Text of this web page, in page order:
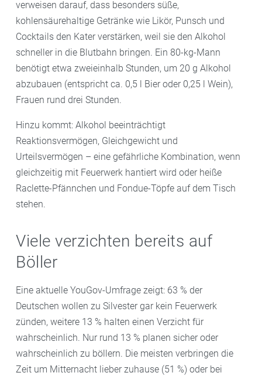
verweisen darauf, dass besonders süße,
kohlensäurehaltige Getränke wie Likör, Punsch und
Cocktails den Kater verstärken, weil sie den Alkohol
schneller in die Blutbahn bringen. Ein 80-kg-Mann
benötigt etwa zweieinhalb Stunden, um 20 g Alkohol
abzubauen (entspricht ca. 0,5 l Bier oder 0,25 l Wein),
Frauen rund drei Stunden.
Hinzu kommt: Alkohol beeinträchtigt
Reaktionsvermögen, Gleichgewicht und
Urteilsvermögen – eine gefährliche Kombination, wenn
gleichzeitig mit Feuerwerk hantiert wird oder heiße
Raclette-Pfännchen und Fondue-Töpfe auf dem Tisch
stehen.
Viele verzichten bereits auf
Böller
Eine aktuelle YouGov-Umfrage zeigt: 63 % der
Deutschen wollen zu Silvester gar kein Feuerwerk
zünden, weitere 13 % halten einen Verzicht für
wahrscheinlich. Nur rund 13 % planen sicher oder
wahrscheinlich zu böllern. Die meisten verbringen die
Zeit um Mitternacht lieber zuhause (51 %) oder bei